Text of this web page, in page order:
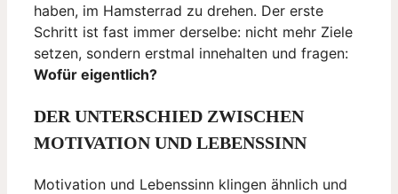
haben, im Hamsterrad zu drehen. Der erste
Schritt ist fast immer derselbe: nicht mehr Ziele
setzen, sondern erstmal innehalten und fragen:
Wofür eigentlich?
DER UNTERSCHIED ZWISCHEN
MOTIVATION UND LEBENSSINN
Motivation und Lebenssinn klingen ähnlich und